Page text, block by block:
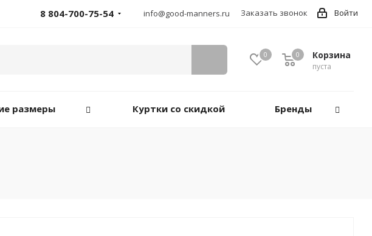
Войти
8 804-700-75-54 info@good-manners.ru Заказать звонок
0 Корзина
пуста
0
размеры Куртки со скидкой Бренды